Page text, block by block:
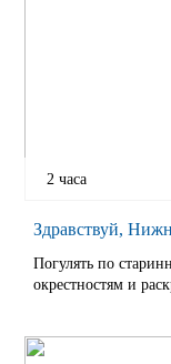
2 часа
Здравствуй,
Погулять по
окрестностям и